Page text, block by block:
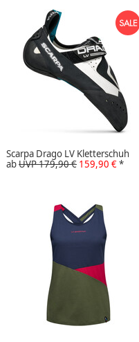
Scarpa Drago LV Kletterschuh
abUVP 179,90 € 159,90 €*